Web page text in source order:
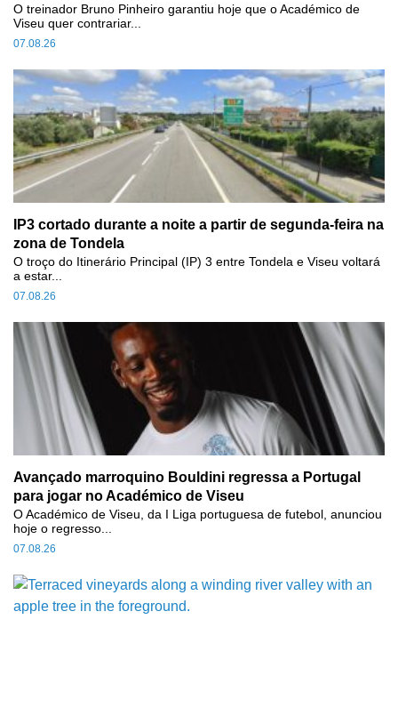
07.08.26
O treinador Bruno Pinheiro garantiu hoje que o Académico de
Viseu quer contrariar...
IP3 cortado durante a noite a partir de segunda-feira na
zona de Tondela
07.08.26
O troço do Itinerário Principal (IP) 3 entre Tondela e Viseu voltará
a estar...
Avançado marroquino Bouldini regressa a Portugal
para jogar no Académico de Viseu
07.08.26
O Académico de Viseu, da I Liga portuguesa de futebol, anunciou
hoje o regresso...